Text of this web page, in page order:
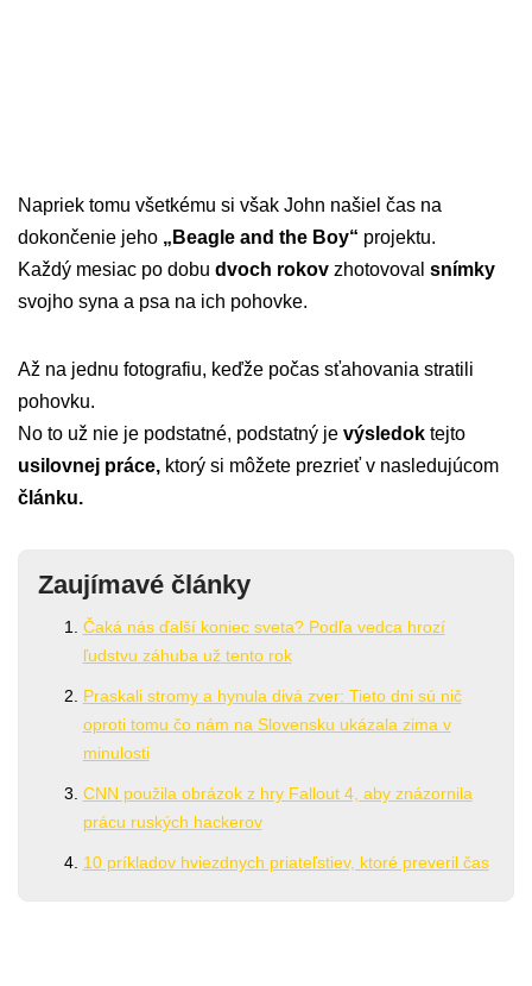
Napriek tomu všetkému si však John našiel čas na
dokončenie jeho „Beagle and the Boy“ projektu.
Každý mesiac po dobu dvoch rokov zhotovoval snímky
svojho syna a psa na ich pohovke.
Až na jednu fotografiu, keďže počas sťahovania stratili
pohovku.
No to už nie je podstatné, podstatný je výsledok tejto
usilovnej práce, ktorý si môžete prezrieť v nasledujúcom
článku.
Zaujímavé články
Čaká nás ďalší koniec sveta? Podľa vedca hrozí
ľudstvu záhuba už tento rok
Praskali stromy a hynula divá zver: Tieto dni sú nič
oproti tomu čo nám na Slovensku ukázala zima v
minulosti
CNN použila obrázok z hry Fallout 4, aby znázornila
prácu ruských hackerov
10 príkladov hviezdnych priateľstiev, ktoré preveril čas